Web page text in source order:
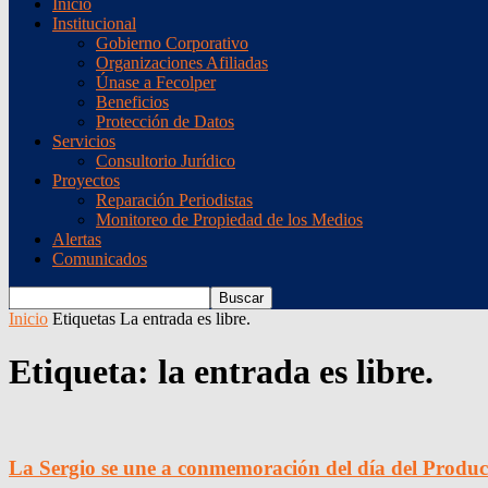
Inicio
Institucional
Gobierno Corporativo
Organizaciones Afiliadas
Únase a Fecolper
Beneficios
Protección de Datos
Servicios
Consultorio Jurídico
Proyectos
Reparación Periodistas
Monitoreo de Propiedad de los Medios
Alertas
Comunicados
Inicio Etiquetas La entrada es libre.
Etiqueta: la entrada es libre.
La Sergio se une a conmemoración del día del